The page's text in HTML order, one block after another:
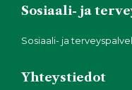
Sosiaali- ja
Sosiaali- ja
Yhteystiedot